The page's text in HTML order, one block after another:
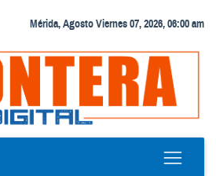
Mérida, Agosto Viernes 07, 2026, 06:00 am